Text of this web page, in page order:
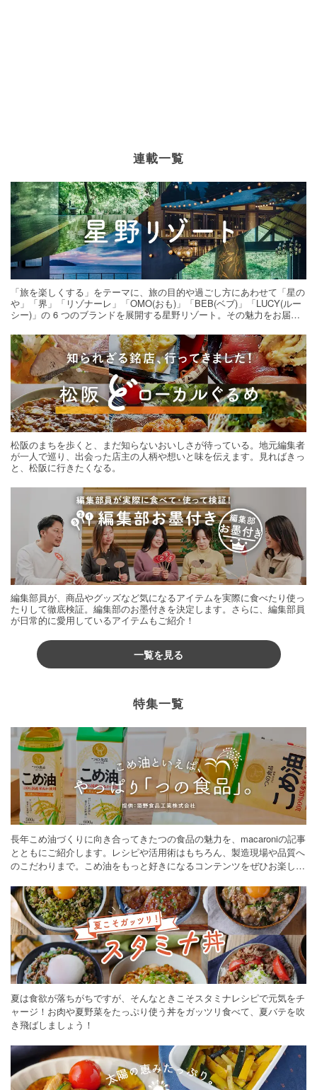
連載一覧
「旅を楽しくする」をテーマに、旅の目的や過ごし方にあわせて「星の
や」「界」「リゾナーレ」「OMO(おも)」「BEB(ベブ)」「LUCY(ルー
シー)」の 6 つのブランドを展開する星野リゾート。その魅力をお届け
松阪のまちを歩くと、まだ知らないおいしさが待っている。地元編集者
が一人で巡り、出会った店主の人柄や想いと味を伝えます。見ればきっ
と、松阪に行きたくなる。
編集部員が、商品やグッズなど気になるアイテムを実際に食べたり使っ
たりして徹底検証。編集部のお墨付きを決定します。さらに、編集部員
が日常的に愛用しているアイテムもご紹介！
一覧を見る
特集一覧
長年こめ油づくりに向き合ってきたつの食品の魅力を、macaroniの記事
とともにご紹介します。レシピや活用術はもちろん、製造現場や品質へ
のこだわりまで。こめ油をもっと好きになるコンテンツをぜひお楽しみ
夏は食欲が落ちがちですが、そんなときこそスタミナレシピで元気をチ
ャージ！お肉や夏野菜をたっぷり使う丼をガッツリ食べて、夏バテを吹
き飛ばしましょう！